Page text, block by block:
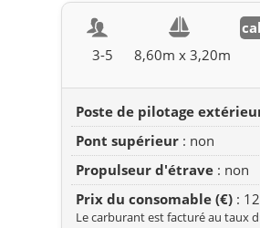
3-5 8,60m x 3,20m
Poste de pilotage
Pont supérieur : non
Propulseur d'étrave : non
Prix du consomable (€) :
Le carburant est facturé au taux